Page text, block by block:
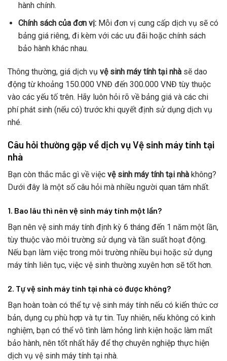
hành chính.
Chính sách của đơn vị:Mỗi đơn vị cung cấp dịch vụ sẽ có
bảng giá riêng, đi kèm với các ưu đãi hoặc chính sách
bảo hành khác nhau.
Thông thường, giá dịch vụ vệ sinh máy tính tại nhà sẽ dao
động từ khoảng 150.000 VNĐ đến 300.000 VNĐ tùy thuộc
vào các yếu tố trên. Hãy luôn hỏi rõ về bảng giá và các chi
phí phát sinh (nếu có) trước khi quyết định sử dụng dịch vụ
nhé.
Câu hỏi thường gặp về dịch vụ Vệ sinh máy tính tại
nhà
Bạn còn thắc mắc gì về việc vệ sinh máy tính tại nhà không?
Dưới đây là một số câu hỏi mà nhiều người quan tâm nhất.
1. Bao lâu thì nên vệ sinh máy tính một lần?
Bạn nên vệ sinh máy tính định kỳ 6 tháng đến 1 năm một lần,
tùy thuộc vào môi trường sử dụng và tần suất hoạt động.
Nếu bạn làm việc trong môi trường nhiều bụi hoặc sử dụng
máy tính liên tục, việc vệ sinh thường xuyên hơn sẽ tốt hơn.
2. Tự vệ sinh máy tính tại nhà có được không?
Bạn hoàn toàn có thể tự vệ sinh máy tính nếu có kiến thức cơ
bản, dụng cụ phù hợp và tự tin. Tuy nhiên, nếu không có kinh
nghiệm, bạn có thể vô tình làm hỏng linh kiện hoặc làm mất
bảo hành, nên tốt nhất hãy để thợ chuyên nghiệp thực hiện
dịch vụ vệ sinh máy tính tại nhà.